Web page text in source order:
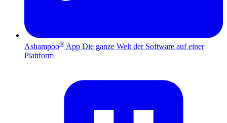
Ashampoo® App Die ganze Welt der Software auf einer
Plattform